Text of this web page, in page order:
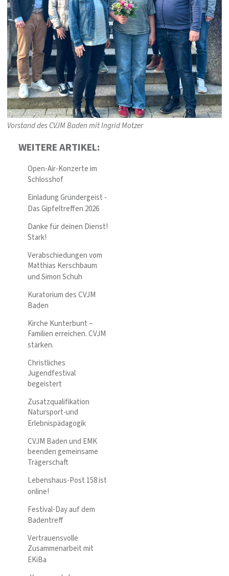
Vorstand des CVJM Baden mit Ingrid Motzer
WEITERE ARTIKEL:
Open-Air-Konzerte im
Schlosshof
Einladung Gründergeist -
Das Gipfeltreffen 2026
Danke für deinen Dienst!
Stark!
Verabschiedungen vom
Matthias Kerschbaum
und Simon Schuh
Kuratorium des CVJM
Baden
Kirche Kunterbunt –
Familien erreichen. CVJM
stärken.
Christliches
Jugendfestival
begeistert
Zusatzqualifikation
Natursport-und
Erlebnispädagogik
CVJM Baden und EMK
beenden gemeinsame
Trägerschaft
Lebenshaus-Post 158 ist
online!
Festival-Day auf dem
Badentreff
Vertrauensvolle
Zusammenarbeit mit
EKiBa